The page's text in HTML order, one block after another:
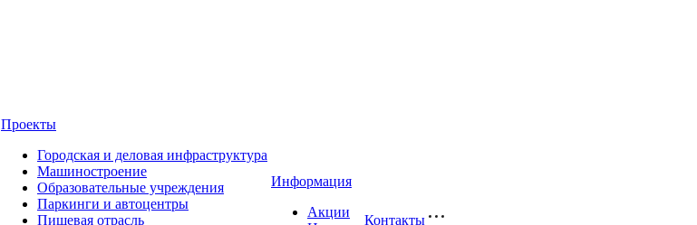
Проекты
Городская и деловая инфраструктура
Машиностроение
Образовательные учреждения
Паркинги и автоцентры
Пищевая отрасль
Информация
Акции
Контакты